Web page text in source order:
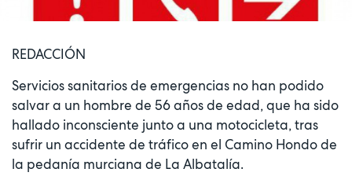
REDACCIÓN
Servicios sanitarios de emergencias no han podido
salvar a un hombre de 56 años de edad, que ha sido
hallado inconsciente junto a una motocicleta, tras
sufrir un accidente de tráfico en el Camino Hondo de
la pedanía murciana de La Albatalía.